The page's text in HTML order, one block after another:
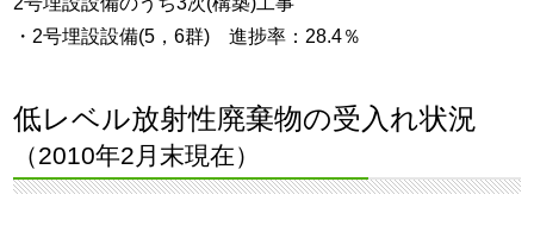
・2号埋設設備(5，6群) 進捗率：28.4％
低レベル放射性廃棄物の受入れ状況
（2010年2月末現在）